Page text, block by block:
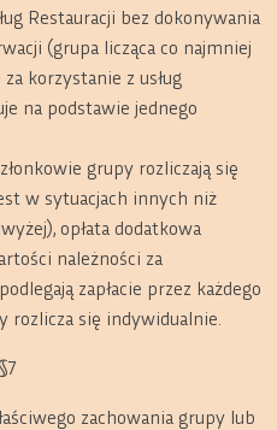
Restauracji bez dokonywania
(grupa licząca co najmniej
korzystanie z usług
na podstawie jednego
grupy rozliczają się
w sytuacjach innych niż
opłata dodatkowa
należności za
zapłacie przez każdego
rozlicza się indywidualnie.
§7
zachowania grupy lub